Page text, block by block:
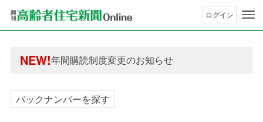
ログイン
NEW!
年間購読制度変更のお知らせ
高齢者住宅新聞 無料会員の皆様へ閲覧本数変更
高齢者住宅新聞 無料会員の皆様へ閲覧本数変更
バックナンバーを探す